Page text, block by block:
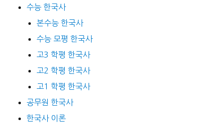
수능 한국사
본수능 한국사
수능 모평 한국사
고3 학평 한국사
고2 학평 한국사
고1 학평 한국사
공무원 한국사
한국사 이론